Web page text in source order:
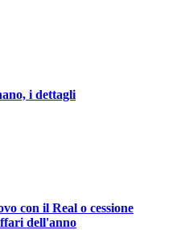
i dettagli
con il Real o cessione
dell'anno